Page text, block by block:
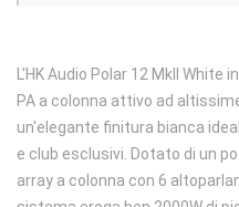
L'HK Audio Polar 12 MkII White
PA a colonna attivo ad
un'elegante finitura bianca
e club esclusivi. Dotato di un
array a colonna con 6